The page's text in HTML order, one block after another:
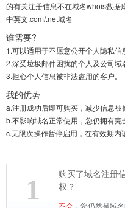
的有关注册信息不在域名whois数据
中英文.com/.net域名
谁需要?
1.可以适用于不愿意公开个人隐私信
2.深受垃圾邮件困扰的个人及公司域
3.担心个人信息被非法盗用的客户。
我的优势
a.注册成功后即可购买，减少信息被
b.不影响域名正常使用，您仍拥有完
c.无限次操作暂停启用，在有效期内
1 购买了域名注册
权？
不会 ，您仍然是域